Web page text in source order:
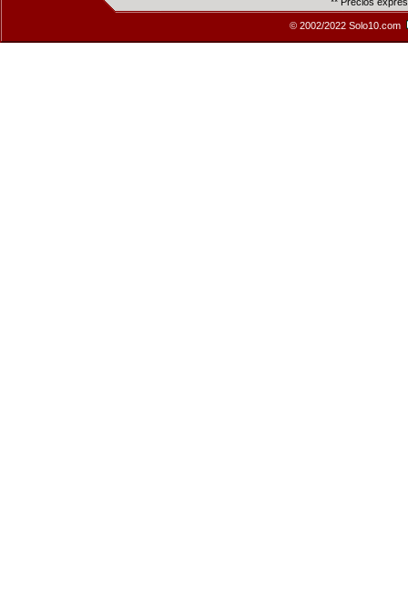
© 2002/2022 Solo10.com